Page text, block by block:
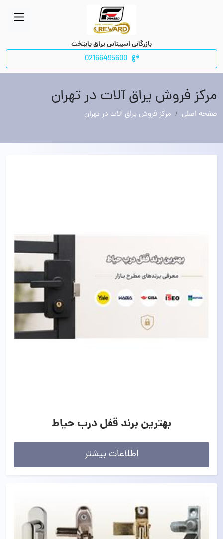
بازرگانی اسپیناس یراق پایتخت
02166495600
مرکز فروش یراق آلات در تهران
صفحه اصلی مرکز فروش یراق آلات در تهران
بهترین برند قفل درب حیاط
اطلاعات بیشتر